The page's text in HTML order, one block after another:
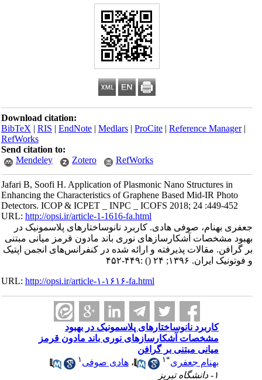
Download citation:
BibTeX|RIS|EndNote|Medlars|ProCite|Reference Manager
RefWorks
Send citation to:
Mendeley
Zotero RefWorks
Jafari B, Soofi H. Application of Plasmonic Nano Structures in
Enhancing the Characteristics of Graphene Based Mid-IR Photo
Detectors. ICOP & ICPET _ INPC _ ICOFS 2018; 24 :449-452
URL:http://opsi.ir/article-1-1616-fa.html
جعفری بهنام، صوفی هادی. کاربرد نانوساختارهای پلاسمونیک در
بهبود مشخصات آشکارسازهای نوری باند مادون قرمز میانی مبتنی
بر گرافن. مقالات پذیرفته و ارائه شده در کنفرانس‌های انجمن اپتیک
و فوتونیک ایران. ۱۳۹۶; ۲۴
() :۴۴۹-۴۵۲
URL:http://opsi.ir/article-۱-۱۶۱۶-fa.html
کاربرد نانوساختارهای پلاسمونیک در بهبود
مشخصات آشکارسازهای نوری باند مادون قرمز
میانی مبتنی بر گرافن
بهنام جعفری* ۱ ،هادی صوفی